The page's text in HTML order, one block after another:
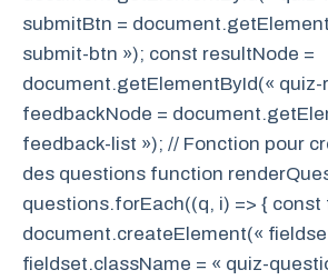
submitBtn =
submit-btn »); const resultNode =
document.getElementById(« quiz-
feedbackNode =
feedback-list »); // Fonction pour
des questions function
questions.forEach((q, i) => { const
document.createElement(«
fieldset.className = « quiz-